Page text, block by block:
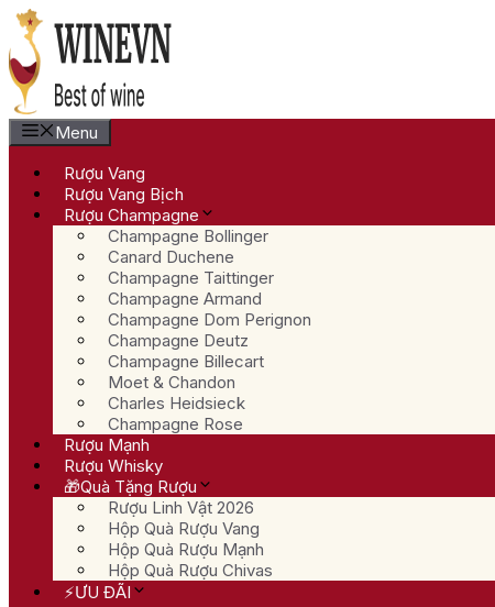
Chuyển
đến
nội
dung
Menu
Rượu Vang
Rượu Vang Bịch
Rượu Champagne
Champagne Bollinger
Canard Duchene
Champagne Taittinger
Champagne Armand
Champagne Dom Perignon
Champagne Deutz
Champagne Billecart
Moet & Chandon
Charles Heidsieck
Champagne Rose
Rượu Mạnh
Rượu Whisky
🎁Quà Tặng Rượu
Rượu Linh Vật 2026
Hộp Quà Rượu Vang
Hộp Quà Rượu Mạnh
Hộp Quà Rượu Chivas
⚡ƯU ĐÃI